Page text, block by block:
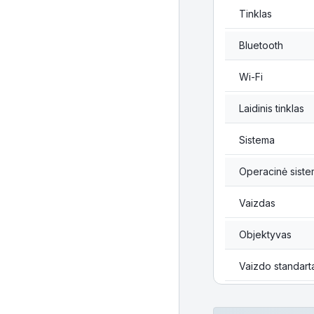
Tinklas
Bluetooth
Wi-Fi
Laidinis tinklas
Sistema
Operacinė
Vaizdas
Objektyvas
Vaizdo